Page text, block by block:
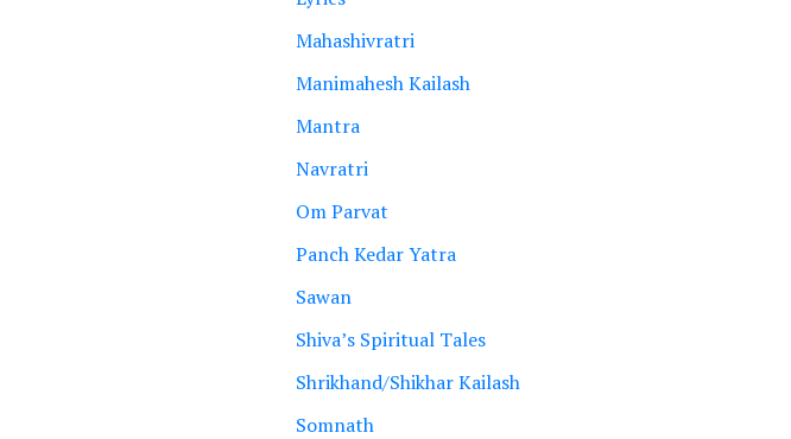
Mahashivratri
Manimahesh Kailash
Mantra
Navratri
Om Parvat
Panch Kedar Yatra
Sawan
Shiva’s Spiritual Tales
Shrikhand/Shikhar Kailash
Somnath